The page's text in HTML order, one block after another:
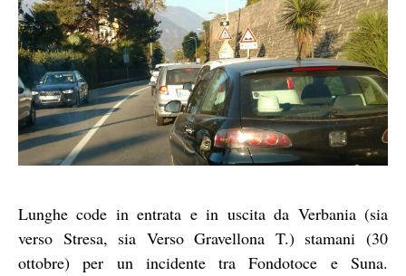
Lunghe code in entrata e in uscita da Verbania (sia
verso Stresa, sia Verso Gravellona T.) stamani (30
ottobre) per un incidente tra Fondotoce e Suna.